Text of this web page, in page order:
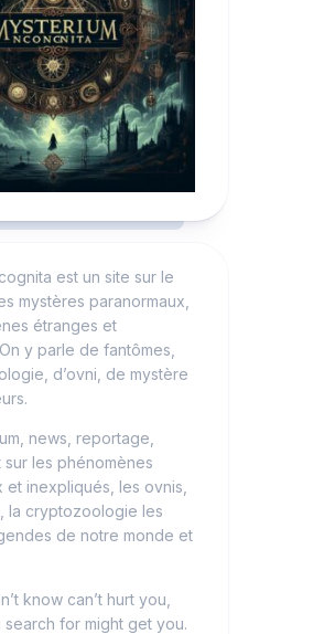
est un site sur le
mystères paranormaux,
étranges et
y parle de fantômes,
d’ovni, de mystère
news, reportage,
les phénomènes
et inexpliqués, les ovnis,
la cryptozoologie les
de notre monde et
know can’t hurt you,
search for might get you.